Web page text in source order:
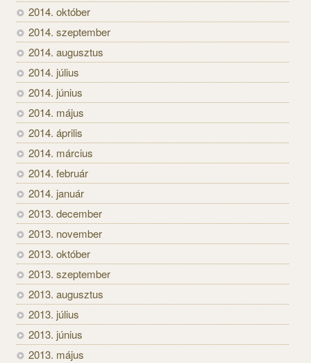
2014. október
2014. szeptember
2014. augusztus
2014. július
2014. június
2014. május
2014. április
2014. március
2014. február
2014. január
2013. december
2013. november
2013. október
2013. szeptember
2013. augusztus
2013. július
2013. június
2013. május